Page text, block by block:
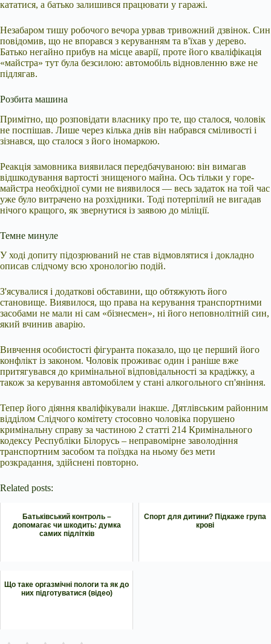
кататися, а батько залишився працювати у гаражі.
Незабаром тишу робочого вечора урвав тривожний дзвінок. Син
повідомив, що не впорався з керуванням та в'їхав у дерево.
Батько негайно прибув на місце аварії, проте його кваліфікація
«майстра» тут була безсилою: автомобіль відновленню вже не
підлягав.
Розбита машина
Примітно, що розповідати власнику про те, що сталося, чоловік
не поспішав. Лише через кілька днів він набрався сміливості і
зізнався, що сталося з його іномаркою.
Реакція замовника виявилася передбачуваною: він вимагав
відшкодування вартості знищеного майна. Ось тільки у горе-
майстра необхідної суми не виявилося — весь задаток на той час
уже було витрачено на розхідники. Тоді потерпілий не вигадав
нічого кращого, як звернутися із заявою до міліції.
Темне минуле
У ході допиту підозрюваний не став відмовлятися і докладно
описав слідчому всю хронологію подій.
З'ясувалися і додаткові обставини, що обтяжують його
становище. Виявилося, що права на керування транспортними
засобами не мали ні сам «бізнесмен», ні його неповнолітній син,
який вчинив аварію.
Вивчення особистості фігуранта показало, що це перший його
конфлікт із законом. Чоловік проживає один і раніше вже
притягувався до кримінальної відповідальності за крадіжку, а
також за керування автомобілем у стані алкогольного сп'яніння.
Тепер його діяння кваліфікували інакше. Дятлівським районним
відділом Слідчого комітету стосовно чоловіка порушено
кримінальну справу за частиною 2 статті 214 Кримінального
кодексу Республіки Білорусь – неправомірне заволодіння
транспортним засобом та поїздка на ньому без мети
розкрадання, здійснені повторно.
Related posts:
Батьківський контроль –
допомагає чи шкодить: думка
самих підлітків
Спорт для дитини? Підкаже група
крові
Що таке оргазмічні пологи та як до
них підготуватися (відео)